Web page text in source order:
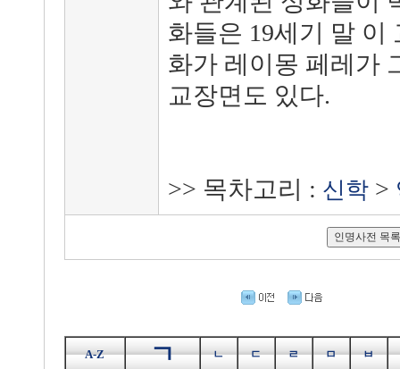
화들은 19세기 말 이
화가 레이몽 페레가
교장면도 있다.
>> 목차고리 : 신학>
A-Z ㄱ ㄴ ㄷ ㄹ ㅁ ㅂ